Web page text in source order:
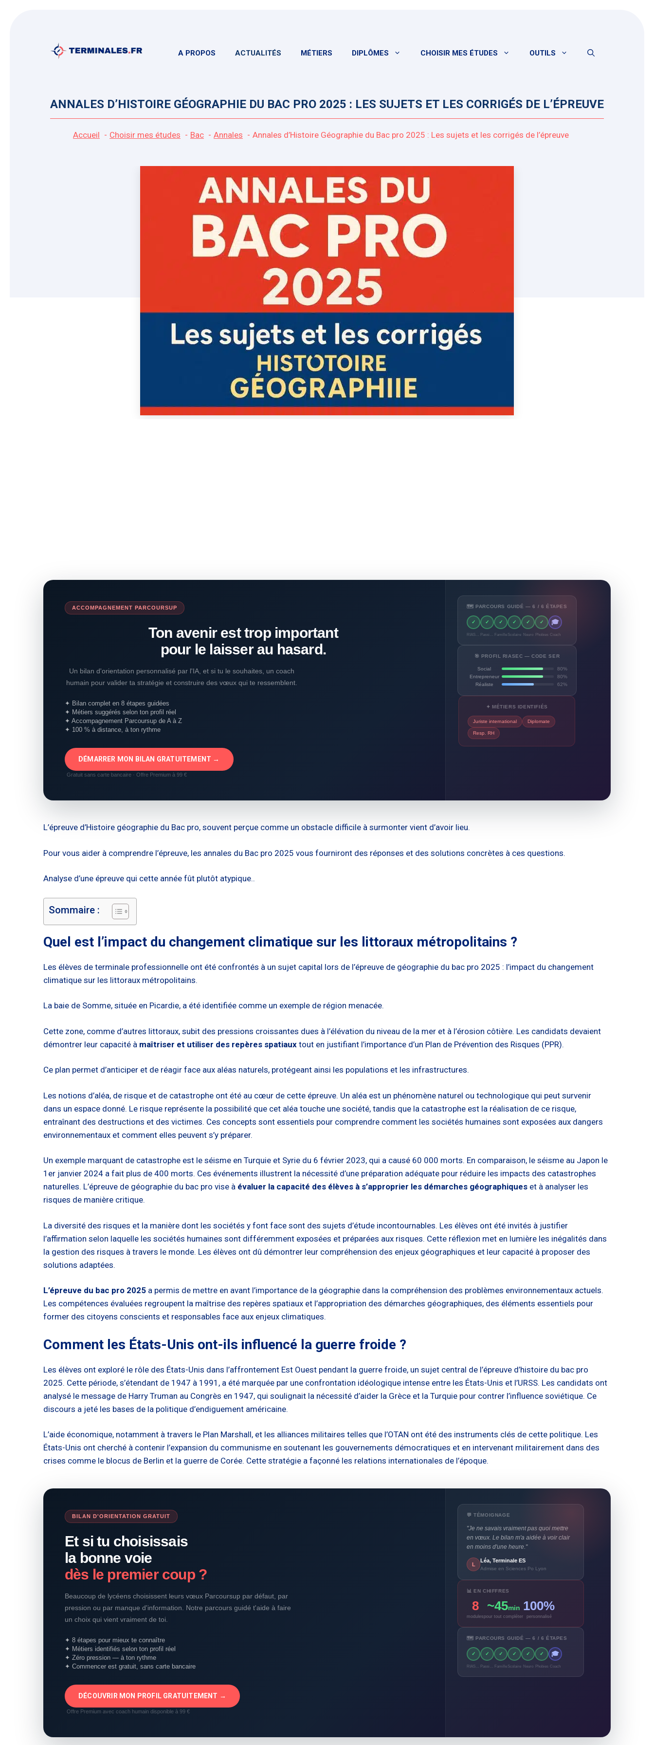
A PROPOS ACTUALITÉS MÉTIERS DIPLÔMES CHOISIR MES ÉTUDES OUTILS
ANNALES D’HISTOIRE GÉOGRAPHIE DU BAC PRO 2025 : LES SUJETS ET LES CORRIGÉS DE L’ÉPREUVE
Accueil Choisir mes études Bac Annales Annales d’Histoire Géographie du Bac pro 2025 : Les sujets et les corrigés de l’épreuve
ACCOMPAGNEMENT PARCOURSUP
Ton avenir est trop important
pour le laisser au hasard.
Un bilan d'orientation personnalisé par l'IA, et si tu le souhaites, un coach
humain pour valider ta stratégie et construire des vœux qui te ressemblent.
✦ Bilan complet en 8 étapes guidées
✦ Métiers suggérés selon ton profil réel
✦ Accompagnement Parcoursup de A à Z
✦ 100 % à distance, à ton rythme
DÉMARRER MON BILAN GRATUITEMENT →
Gratuit sans carte bancaire · Offre Premium à 99 €
🗺️ PARCOURS GUIDÉ — 6 / 6 ÉTAPES
✓ ✓ ✓ ✓ ✓ ✓ 🎓
Famille Scolaire Neuro Phobies Coach
🎯 PROFIL RIASEC — CODE SER
Social
80%
Entrepreneur
80%
Réaliste
62%
✦ MÉTIERS IDENTIFIÉS
Juriste international Diplomate
Resp. RH
L’épreuve d’Histoire géographie du Bac pro, souvent perçue comme un obstacle difficile à surmonter vient d’avoir lieu.
Pour vous aider à comprendre l’épreuve, les annales du Bac pro 2025 vous fourniront des réponses et des solutions concrètes à ces questions.
Analyse d’une épreuve qui cette année fût plutôt atypique..
Sommaire :
Quel est l’impact du changement climatique sur les littoraux métropolitains ?
Les élèves de terminale professionnelle ont été confrontés à un sujet capital lors de l’épreuve de géographie du bac pro 2025 : l’impact du changement
climatique sur les littoraux métropolitains.
La baie de Somme, située en Picardie, a été identifiée comme un exemple de région menacée.
Cette zone, comme d’autres littoraux, subit des pressions croissantes dues à l’élévation du niveau de la mer et à l’érosion côtière. Les candidats devaient
démontrer leur capacité à maîtriser et utiliser des repères spatiaux tout en justifiant l’importance d’un Plan de Prévention des Risques (PPR).
Ce plan permet d’anticiper et de réagir face aux aléas naturels, protégeant ainsi les populations et les infrastructures.
Les notions d’aléa, de risque et de catastrophe ont été au cœur de cette épreuve. Un aléa est un phénomène naturel ou technologique qui peut survenir
dans un espace donné. Le risque représente la possibilité que cet aléa touche une société, tandis que la catastrophe est la réalisation de ce risque,
entraînant des destructions et des victimes. Ces concepts sont essentiels pour comprendre comment les sociétés humaines sont exposées aux dangers
environnementaux et comment elles peuvent s’y préparer.
Un exemple marquant de catastrophe est le séisme en Turquie et Syrie du 6 février 2023, qui a causé 60 000 morts. En comparaison, le séisme au Japon le
1er janvier 2024 a fait plus de 400 morts. Ces événements illustrent la nécessité d’une préparation adéquate pour réduire les impacts des catastrophes
naturelles. L’épreuve de géographie du bac pro vise à évaluer la capacité des élèves à s’approprier les démarches géographiques et à analyser les
risques de manière critique.
La diversité des risques et la manière dont les sociétés y font face sont des sujets d’étude incontournables. Les élèves ont été invités à justifier
l’affirmation selon laquelle les sociétés humaines sont différemment exposées et préparées aux risques. Cette réflexion met en lumière les inégalités dans
la gestion des risques à travers le monde. Les élèves ont dû démontrer leur compréhension des enjeux géographiques et leur capacité à proposer des
solutions adaptées.
L’épreuve du bac pro 2025 a permis de mettre en avant l’importance de la géographie dans la compréhension des problèmes environnementaux actuels.
Les compétences évaluées regroupent la maîtrise des repères spatiaux et l’appropriation des démarches géographiques, des éléments essentiels pour
former des citoyens conscients et responsables face aux enjeux climatiques.
Comment les États-Unis ont-ils influencé la guerre froide ?
Les élèves ont exploré le rôle des États-Unis dans l’affrontement Est Ouest pendant la guerre froide, un sujet central de l’épreuve d’histoire du bac pro
2025. Cette période, s’étendant de 1947 à 1991, a été marquée par une confrontation idéologique intense entre les États-Unis et l’URSS. Les candidats ont
analysé le message de Harry Truman au Congrès en 1947, qui soulignait la nécessité d’aider la Grèce et la Turquie pour contrer l’influence soviétique. Ce
discours a jeté les bases de la politique d’endiguement américaine.
L’aide économique, notamment à travers le Plan Marshall, et les alliances militaires telles que l’OTAN ont été des instruments clés de cette politique. Les
États-Unis ont cherché à contenir l’expansion du communisme en soutenant les gouvernements démocratiques et en intervenant militairement dans des
crises comme le blocus de Berlin et la guerre de Corée. Cette stratégie a façonné les relations internationales de l’époque.
BILAN D'ORIENTATION GRATUIT
Et si tu choisissais
la bonne voie
dès le premier coup ?
Beaucoup de lycéens choisissent leurs vœux Parcoursup par défaut, par
pression ou par manque d'information. Notre parcours guidé t'aide à faire
un choix qui vient vraiment de toi.
✦ 8 étapes pour mieux te connaître
✦ Métiers identifiés selon ton profil réel
✦ Zéro pression — à ton rythme
✦ Commencer est gratuit, sans carte bancaire
DÉCOUVRIR MON PROFIL GRATUITEMENT →
Offre Premium avec coach humain disponible à 99 €
💬 TÉMOIGNAGE
"Je ne savais vraiment pas quoi mettre
en vœux. Le bilan m'a aidée à voir clair
en moins d'une heure."
L
Léa, Terminale ES
Admise en Sciences Po Lyon
📊 EN CHIFFRES
8
modules
~45min
pour tout compléter
100%
personnalisé
🗺️ PARCOURS GUIDÉ — 6 / 6 ÉTAPES
✓ ✓ ✓ ✓ ✓ ✓ 🎓
Famille Scolaire Neuro Phobies Coach